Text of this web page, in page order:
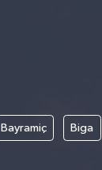
Bayramiç Biga